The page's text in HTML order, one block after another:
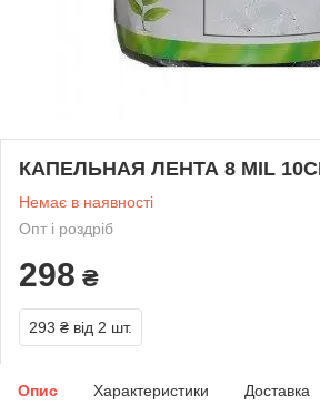
КАПЕЛЬНАЯ ЛЕНТА 8 MIL
Немає в наявності
Опт і роздріб
298 ₴
293 ₴ від 2 шт.
Опис Характеристики Доставка